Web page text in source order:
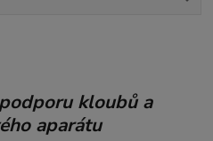
kloubů a
aparátu